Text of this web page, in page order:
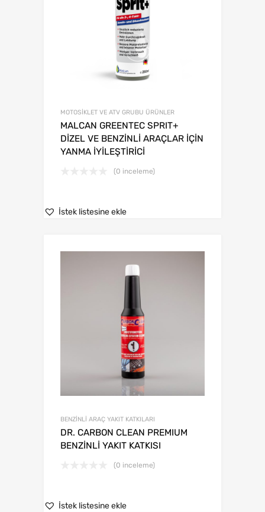
MOTOSİKLET VE ATV GRUBU ÜRÜNLER
MALCAN GREENTEC SPRIT+
DİZEL VE BENZİNLİ ARAÇLAR İÇİN
YANMA İYİLEŞTİRİCİ
(0 inceleme)
İstek listesine ekle
BENZİNLİ ARAÇ YAKIT KATKILARI
DR. CARBON CLEAN PREMIUM
BENZİNLİ YAKIT KATKISI
(0 inceleme)
İstek listesine ekle